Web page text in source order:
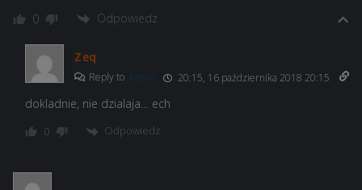
0 Odpowiedz
Zeq
Reply to bzyku 20:15, 16 października 2018 20:15
dokladnie, nie dzialaja… ech
0 Odpowiedz